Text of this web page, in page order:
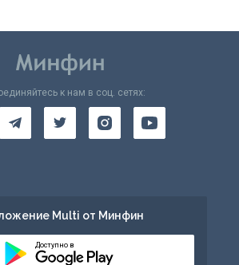
к нам в соц. сетях:
Multi от Минфин
Доступно в